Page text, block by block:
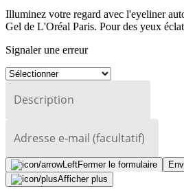
Illuminez votre regard avec l'eyeliner
Gel de L'Oréal Paris. Pour des yeux
Signaler une erreur
Description
Adresse e-mail (facultatif)
Fermer le formulaire
Signaler des données erronées
Afficher plus